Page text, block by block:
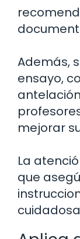
Además,
ensayo,
mejorar
La
que